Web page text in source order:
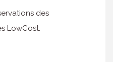
des
LowCost.